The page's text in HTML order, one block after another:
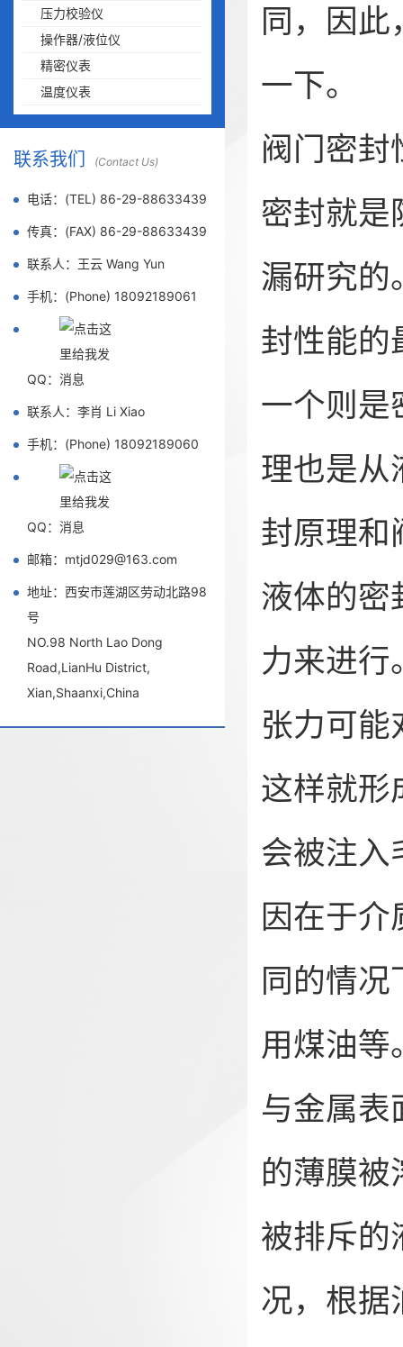
压力校验仪
操作器/液位仪
精密仪表
温度仪表
联系我们 (Contact Us)
电话：(TEL) 86-29-88633439
传真：(FAX) 86-29-88633439
联系人：王云 Wang Yun
手机：(Phone) 18092189061
QQ：
联系人：李肖 Li Xiao
手机：(Phone) 18092189060
QQ：
邮箱：mtjd029@163.com
地址：西安市莲湖区劳动北路98
号
NO.98 North Lao Dong
Road,LianHu District,
Xian,Shaanxi,China
同，因此
一下。
阀门密封
密封就是
漏研究的
封性能的
一个则是
理也是从
封原理和
液体的密
力来进行
张力可能
这样就形
会被注入
因在于介
同的情况
用煤油等
与金属表
的薄膜被
被排斥的
况，根据